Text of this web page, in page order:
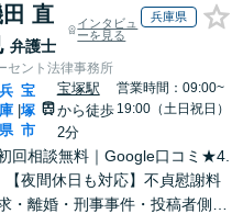
直
弁護士
インタビュ
ーを見る
兵庫県
セント法律事務所
兵
庫
県
宝
塚
市
宝塚駅
から徒歩
2分
営業時間：09:00~
19:00（土日祝日）
初回相談無料｜Google口コミ★4.
【夜間休日も対応】不貞慰謝料
・離婚・刑事事件・投稿者側発